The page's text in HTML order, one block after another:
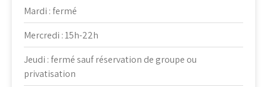
Mardi : fermé
Mercredi : 15h-22h
Jeudi : fermé sauf réservation de groupe ou
privatisation